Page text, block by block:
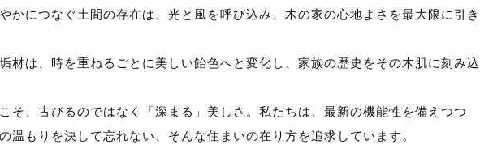
かにつなぐ土間の存在は、光と風を呼び込み、木の家の心地よさを最大限に引き
材は、時を重ねるごとに美しい飴色へと変化し、家族の歴史をその木肌に刻み込
そ、古びるのではなく「深まる」美しさ。私たちは、最新の機能性を備えつつ
温もりを決して忘れない、そんな住まいの在り方を追求しています。